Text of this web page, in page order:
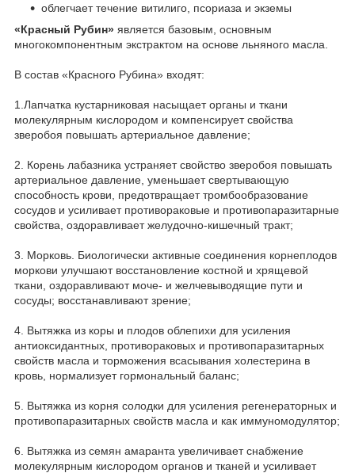
облегчает течение витилиго, псориаза и экземы
«Красный Рубин» является базовым, основным
многокомпонентным экстрактом на основе льняного масла.
В состав «Красного Рубина» входят:
1.Лапчатка кустарниковая насыщает органы и ткани
молекулярным кислородом и компенсирует свойства
зверобоя повышать артериальное давление;
2. Корень лабазника устраняет свойство зверобоя повышать
артериальное давление, уменьшает свертывающую
способность крови, предотвращает тромбообразование
сосудов и усиливает противораковые и противопаразитарные
свойства, оздоравливает желудочно-кишечный тракт;
3. Морковь. Биологически активные соединения корнеплодов
моркови улучшают восстановление костной и хрящевой
ткани, оздоравливают моче- и желчевыводящие пути и
сосуды; восстанавливают зрение;
4. Вытяжка из коры и плодов облепихи для усиления
антиоксидантных, противораковых и противопаразитарных
свойств масла и торможения всасывания холестерина в
кровь, нормализует гормональный баланс;
5. Вытяжка из корня солодки для усиления регенераторных и
противопаразитарных свойств масла и как иммуномодулятор;
6. Вытяжка из семян амаранта увеличивает снабжение
молекулярным кислородом органов и тканей и усиливает